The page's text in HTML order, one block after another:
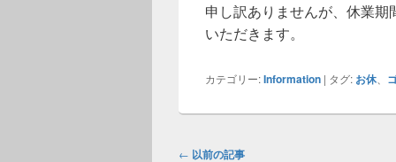
申し訳ありませんが、休業
いただきます。
カテゴリー:Information | タグ: お休
投← 以前の記事